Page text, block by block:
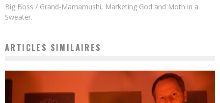
Big Boss / Grand-Mamamushi, Marketing God and Moth in a
Sweater.
ARTICLES SIMILAIRES